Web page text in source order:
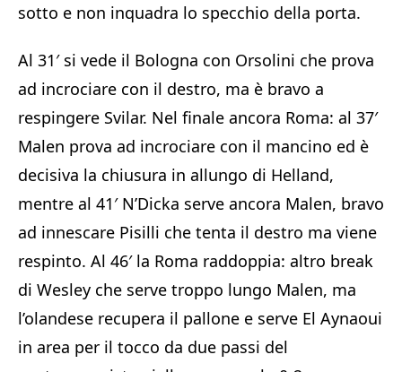
sotto e non inquadra lo specchio della porta.
Al 31′ si vede il Bologna con Orsolini che prova
ad incrociare con il destro, ma è bravo a
respingere Svilar. Nel finale ancora Roma: al 37′
Malen prova ad incrociare con il mancino ed è
decisiva la chiusura in allungo di Helland,
mentre al 41′ N’Dicka serve ancora Malen, bravo
ad innescare Pisilli che tenta il destro ma viene
respinto. Al 46′ la Roma raddoppia: altro break
di Wesley che serve troppo lungo Malen, ma
l’olandese recupera il pallone e serve El Aynaoui
in area per il tocco da due passi del